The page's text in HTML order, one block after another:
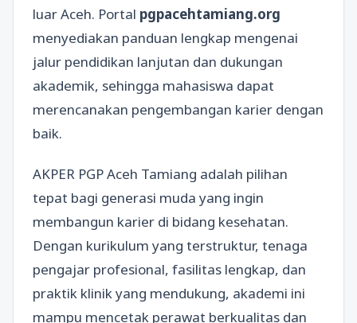
luar Aceh. Portal pgpacehtamiang.org
menyediakan panduan lengkap mengenai
jalur pendidikan lanjutan dan dukungan
akademik, sehingga mahasiswa dapat
merencanakan pengembangan karier dengan
baik.
AKPER PGP Aceh Tamiang adalah pilihan
tepat bagi generasi muda yang ingin
membangun karier di bidang kesehatan.
Dengan kurikulum yang terstruktur, tenaga
pengajar profesional, fasilitas lengkap, dan
praktik klinik yang mendukung, akademi ini
mampu mencetak perawat berkualitas dan